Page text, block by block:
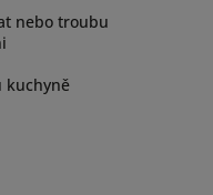
nebo troubu
kuchyně